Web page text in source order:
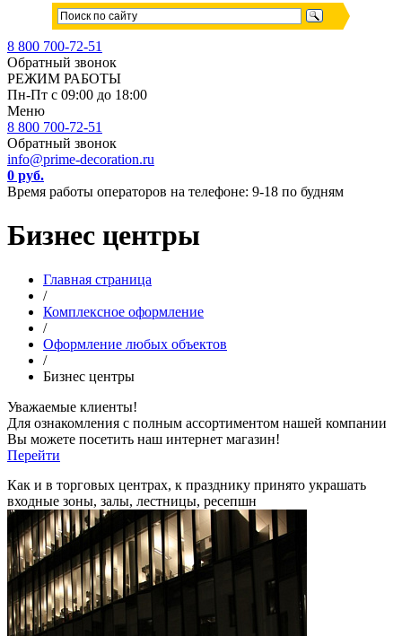
8 800 700-72-51
Обратный звонок
РЕЖИМ РАБОТЫ
Пн-Пт с 09:00 до 18:00
Меню
8 800 700-72-51
Обратный звонок
info@prime-decoration.ru
0 руб.
Время работы операторов на телефоне: 9-18 по будням
Бизнес центры
Главная страница
/
Комплексное оформление
/
Оформление любых объектов
/
Бизнес центры
Уважаемые клиенты!
Для ознакомления с полным ассортиментом нашей компании
Вы можете посетить наш интернет магазин!
Перейти
Как и в торговых центрах, к празднику принято украшать
входные зоны, залы, лестницы, ресепшн